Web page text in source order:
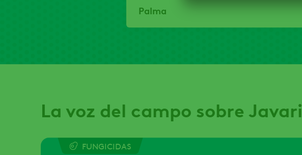
Palma
La voz del campo sobre Javari
FUNGICIDAS